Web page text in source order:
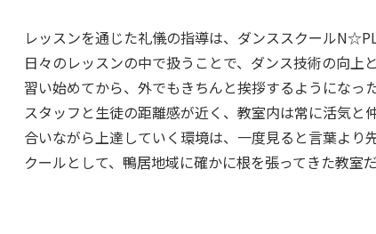
レッスンを通じた礼儀の指導は、ダンススクール
日々のレッスンの中で扱うことで、ダンス技術の向
習い始めてから、外でもきちんと挨拶するようになっ
スタッフと生徒の距離感が近く、教室内は常に活気
合いながら上達していく環境は、一度見ると言葉よ
クールとして、鴨居地域に確かに根を張ってきた教室だ